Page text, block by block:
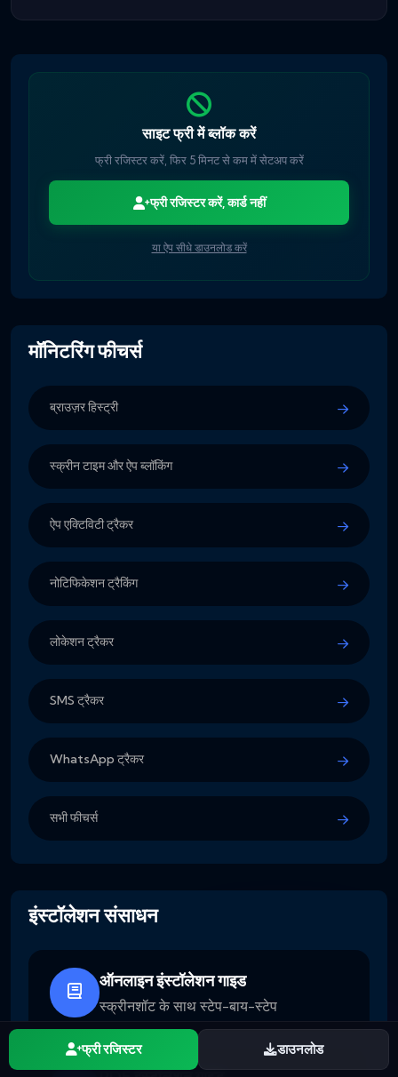
साइट फ्री में ब्लॉक करें
फ्री रजिस्टर करें, फिर 5 मिनट से कम में सेटअप करें
फ्री रजिस्टर करें, कार्ड नहीं
या ऐप सीधे डाउनलोड करें
मॉनिटरिंग फीचर्स
ब्राउज़र हिस्ट्री
स्क्रीन टाइम और ऐप ब्लॉकिंग
ऐप एक्टिविटी ट्रैकर
नोटिफिकेशन ट्रैकिंग
लोकेशन ट्रैकर
SMS ट्रैकर
WhatsApp ट्रैकर
सभी फीचर्स
इंस्टॉलेशन संसाधन
ऑनलाइन इंस्टॉलेशन गाइड
स्क्रीनशॉट के साथ स्टेप-बाय-स्टेप
फ्री रजिस्टर डाउनलोड